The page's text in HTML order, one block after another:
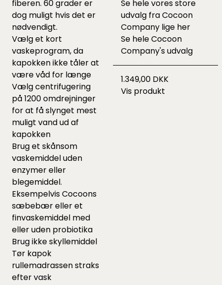
fiberen. 60 grader er
dog muligt hvis det er
nødvendigt.
Vælg et kort
vaskeprogram, da
kapokken ikke tåler at
være våd for længe
Vælg centrifugering
på 1200 omdrejninger
for at få slynget mest
muligt vand ud af
kapokken
Brug et skånsom
vaskemiddel uden
enzymer eller
blegemiddel.
Eksempelvis Cocoons
sæbebæreller et
finvaskemiddel med
eller uden probiotika
Brug ikke skyllemiddel
Tør kapok
rullemadrassen straks
efter vask
Se hele vores store
udvalg fra Cocoon
Company lige her
Se heleCocoon
Company's udvalg
1.349,00 DKK
Vis produkt